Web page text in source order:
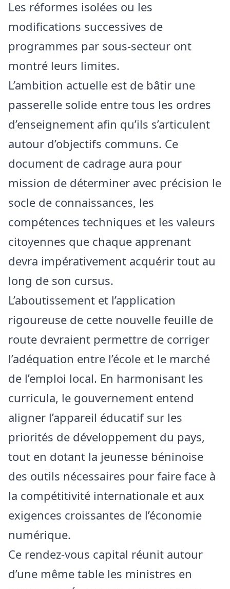
Les réformes isolées ou les
modifications successives de
programmes par sous-secteur ont
montré leurs limites.
L’ambition actuelle est de bâtir une
passerelle solide entre tous les ordres
d’enseignement afin qu’ils s’articulent
autour d’objectifs communs. Ce
document de cadrage aura pour
mission de déterminer avec précision le
socle de connaissances, les
compétences techniques et les valeurs
citoyennes que chaque apprenant
devra impérativement acquérir tout au
long de son cursus.
​L’aboutissement et l’application
rigoureuse de cette nouvelle feuille de
route devraient permettre de corriger
l’adéquation entre l’école et le marché
de l’emploi local. En harmonisant les
curricula, le gouvernement entend
aligner l’appareil éducatif sur les
priorités de développement du pays,
tout en dotant la jeunesse béninoise
des outils nécessaires pour faire face à
la compétitivité internationale et aux
exigences croissantes de l’économie
numérique.
​Ce rendez-vous capital réunit autour
d’une même table les ministres en